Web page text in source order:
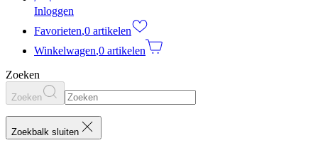
Inloggen
Favorieten,0 artikelen
Winkelwagen,0 artikelen
Zoeken
Zoeken
Zoekbalk sluiten